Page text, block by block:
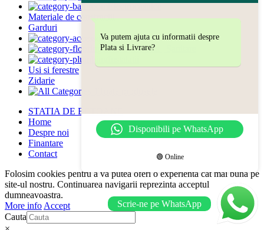
Electrocasnice
Materiale de constructii
Garduri
Gradina
Gresie | Faianta | Sanitare
Usi si ferestre
Zidarie
STATIA DE BETOANE
Home
Despre noi
Finantare
Contact
Folosim cookies pentru a va putea oferi o experienta cat mai buna pe
site-ul nostru. Continuarea navigarii reprezinta acceptul
dumneavoastra.
More info Accept
Cauta
Va putem ajuta cu informatii despre
Plata si Livrare?
Disponibili pe WhatsApp
🟢 Online
Scrie-ne pe WhatsApp